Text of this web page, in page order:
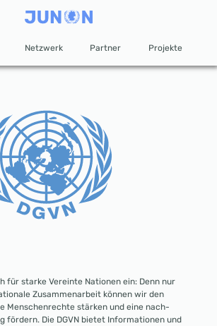
Netzwerk Partner Projekte
für starke Vereinte Nationen ein: Denn nur
Zusammen­arbeit können wir den
Menschen­rechte stärken und eine nach­
fördern. Die DGVN bietet In­for­mationen und